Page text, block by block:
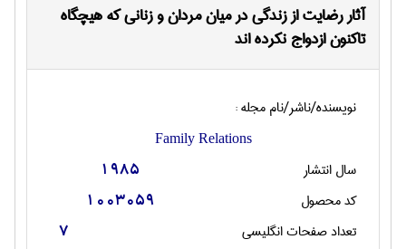
آثار رضایت از زندگی در میان مردان و زنانی که هیچگاه
تاکنون ازدواج نکرده اند
نویسنده/ناشر/نام مجله :
Family Relations
سال انتشار 1985
کد محصول 1003059
تعداد صفحات انگليسی 7